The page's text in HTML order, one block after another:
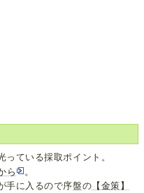
ている採取ポイント。
ら
。
手に入るので序盤の 【金策】